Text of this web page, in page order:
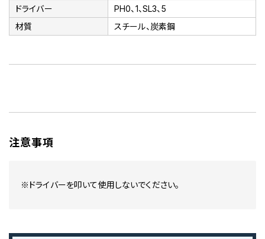
ドライバー
PH0、1、SL3、5
材質
スチール、炭素鋼
注意事項
※ドライバーを叩いて使用しないでください。